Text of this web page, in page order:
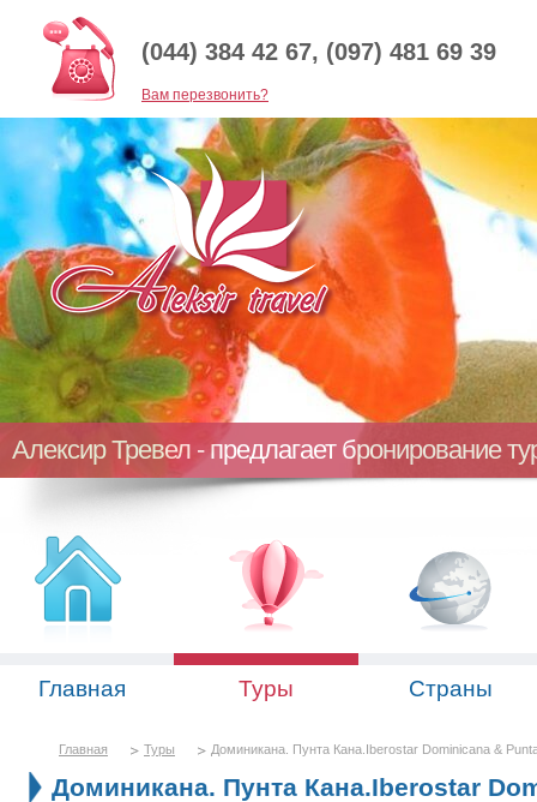
(044) 384 42 67, (097) 481 69 39
Baм перезвонить?
Алексир Тревел - предлагает бронирование
Главная Туры Страны
Главная Туры Доминикана. Пунта Кана.Iberostar Dominicana &
Доминикана. Пунта Кана.Iberostar